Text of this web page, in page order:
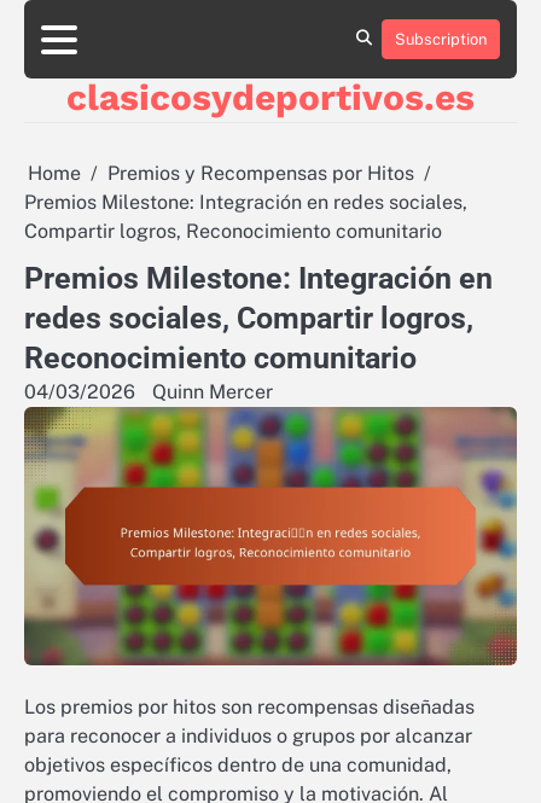
Skip
content
About
Contact
Cookie
Privacy
Sitemap
Terms
Conditions
Subscription
clasicosydeportivos.es
Home
Premios y Recompensas por Hitos
Premios Milestone: Integración en redes sociales,
Compartir logros, Reconocimiento comunitario
Premios Milestone: Integración en
redes sociales, Compartir logros,
Reconocimiento comunitario
04/03/2026 Quinn Mercer
Los premios por hitos son recompensas diseñadas
para reconocer a individuos o grupos por alcanzar
objetivos específicos dentro de una comunidad,
promoviendo el compromiso y la motivación. Al